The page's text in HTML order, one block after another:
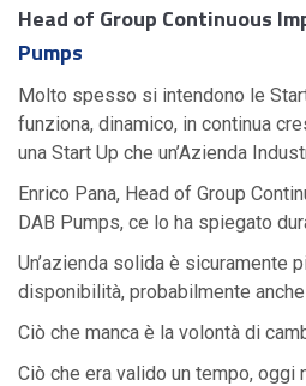
Head of Group Continuous
Pumps
Molto spesso si intendono le
funziona, dinamico, in continua
una Start Up che un’Azienda I
Enrico Pana, Head of Group
DAB Pumps, ce lo ha spiegato
Un’azienda solida è sicuramente
disponibilità, probabilmente
Ciò che manca è la volontà di
Ciò che era valido un tempo, oggi